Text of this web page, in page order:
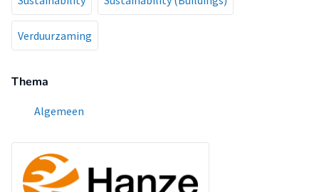
Verduurzaming
Thema
Algemeen